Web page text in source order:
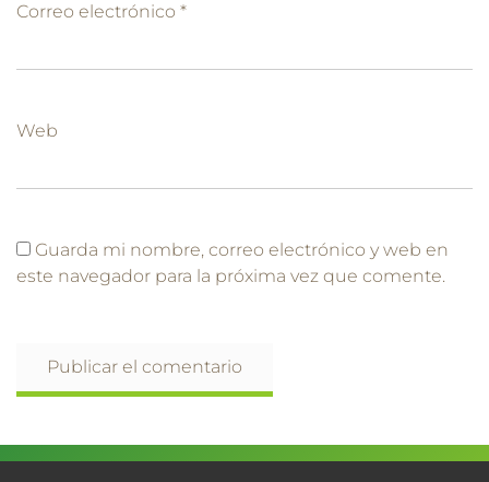
Correo electrónico *
Web
Guarda mi nombre, correo electrónico y web en
este navegador para la próxima vez que comente.